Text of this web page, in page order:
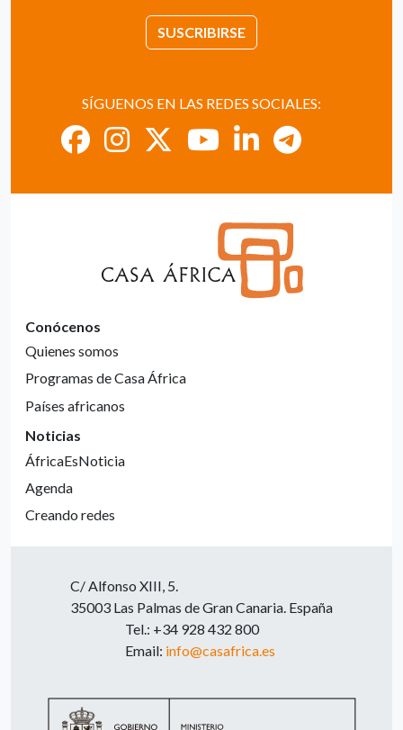
SUSCRIBIRSE
SÍGUENOS EN LAS REDES SOCIALES:
Conócenos
Quienes somos
Programas de Casa África
Países africanos
Noticias
ÁfricaEsNoticia
Agenda
Creando redes
C/ Alfonso XIII, 5.
35003 Las Palmas de Gran Canaria. España
Tel.: +34 928 432 800
Email: info@casafrica.es